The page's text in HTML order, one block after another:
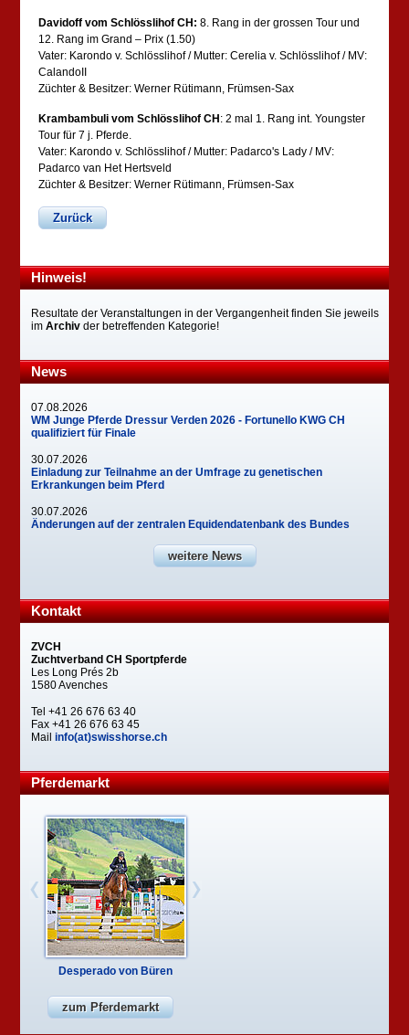
Davidoff vom Schlösslihof CH: 8. Rang in der grossen Tour und
12. Rang im Grand – Prix (1.50)
Vater: Karondo v. Schlösslihof / Mutter: Cerelia v. Schlösslihof / MV:
CalandoII
Züchter & Besitzer: Werner Rütimann, Frümsen-Sax
Krambambuli vom Schlösslihof CH : 2 mal 1. Rang int. Youngster
Tour für 7 j. Pferde.
Vater: Karondo v. Schlösslihof / Mutter: Padarco's Lady / MV:
Padarco van Het Hertsveld
Züchter & Besitzer: Werner Rütimann, Frümsen-Sax
Zurück
Hinweis!
Resultate der Veranstaltungen in der Vergangenheit finden Sie jeweils
imArchiv der betreffenden Kategorie!
News
07.08.2026
WM Junge Pferde Dressur Verden 2026 - Fortunello KWG CH
qualifiziert für Finale
30.07.2026
Einladung zur Teilnahme an der Umfrage zu genetischen
Erkrankungen beim Pferd
30.07.2026
Änderungen auf der zentralen Equidendatenbank des Bundes
weitere News
Kontakt
ZVCH
Zuchtverband CH Sportpferde
Les Long Prés 2b
1580 Avenches
Tel +41 26 676 63 40
Fax +41 26 676 63 45
Mailinfo(at)swisshorse.ch
Pferdemarkt
Desperado von Büren
zum Pferdemarkt